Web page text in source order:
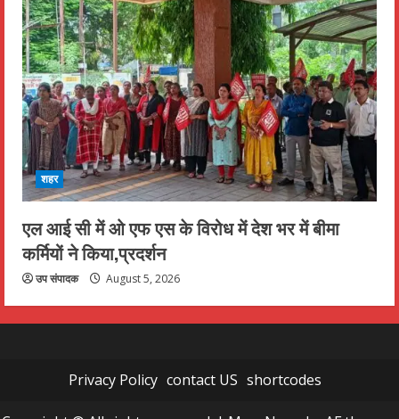
शहर
एल आई सी में ओ एफ एस के विरोध में देश भर में बीमा
कर्मियों ने किया,प्रदर्शन
उप संपादक August 5, 2026
Privacy Policy contact US shortcodes